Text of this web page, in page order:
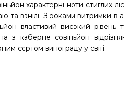
характерні ноти стиглих
та ванілі. З роками витримки в
властивий високий рівень
з каберне совіньйон
сортом винограду у світі.